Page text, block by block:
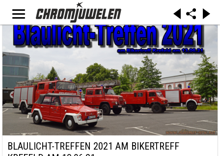
BLAULICHT-TREFFEN 2021 AM BIKERTREFF